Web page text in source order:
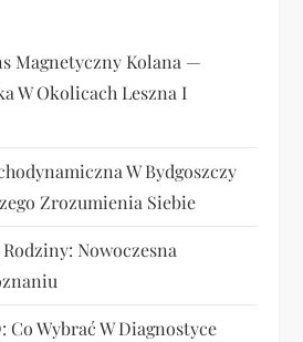
Magnetyczny Kolana —
W Okolicach Leszna I
W Bydgoszczy
Zrozumienia Siebie
Nowoczesna
Co Wybrać W Diagnostyce